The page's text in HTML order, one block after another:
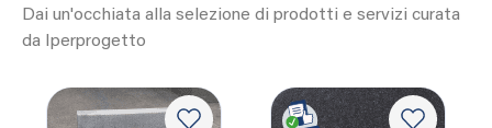
Dai un'occhiata alla selezione di prodotti e servizi curata
da Iperprogetto